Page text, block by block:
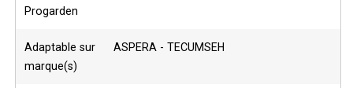
Progarden
Adaptable sur
marque(s)
ASPERA - TECUMSEH